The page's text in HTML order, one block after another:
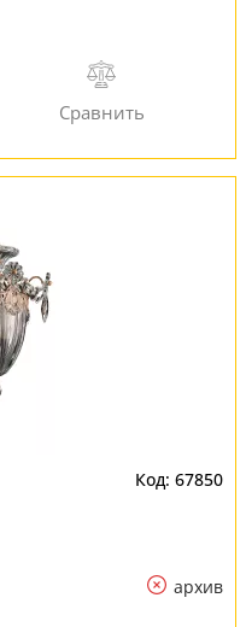
67850
архив